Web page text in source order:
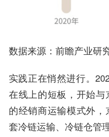
数据来源：前瞻产业研
实践正在悄然进行。
在线上的短板，开始
的经销商运输模式外
套冷链运输、冷链仓管